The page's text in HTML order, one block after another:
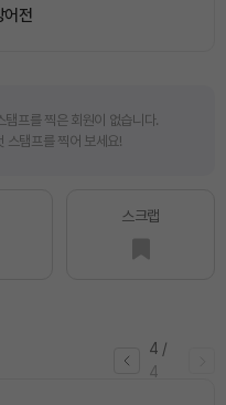
어전
탬프를 찍은 회원이 없습니다.
스탬프를 찍어 보세요!
스크랩
4 /
4